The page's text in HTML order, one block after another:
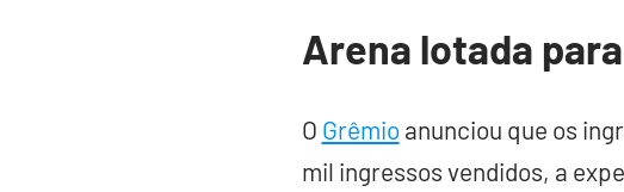
Arena lotada
O Grêmio anunciou que os
mil ingressos vendidos, a